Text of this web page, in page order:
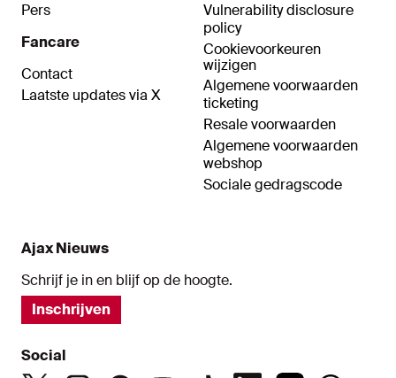
Pers
Fancare
Contact
Laatste updates via X
Vulnerability disclosure
policy
Cookievoorkeuren
wijzigen
Algemene voorwaarden
ticketing
Resale voorwaarden
Algemene voorwaarden
webshop
Sociale gedragscode
Ajax Nieuws
Schrijf je in en blijf op de hoogte.
Inschrijven
Social